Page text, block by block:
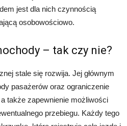
jest dla nich czynnością
osobowościowo.
– tak czy nie?
stale się rozwija. Jej głównym
pasażerów oraz ograniczenie
także zapewnienie możliwości
przebiegu. Każdy tego